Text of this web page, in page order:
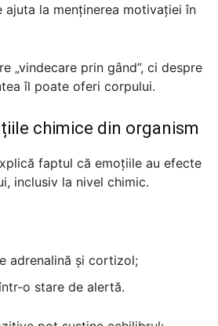
ajuta la menținerea motivației în
„vindecare prin gând”, ci despre
îl poate oferi corpului.
chimice din organism
faptul că emoțiile au efecte
inclusiv la nivel chimic.
adrenalină și cortizol;
o stare de alertă.